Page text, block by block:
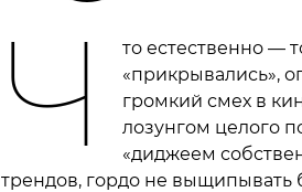
Ч
то естественно —
«прикрывались»,
громкий смех в
лозунгом целого
«диджеем
трендов, гордо не выщипывать